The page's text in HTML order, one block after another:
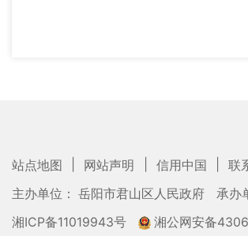
站点地图 网站声明 信用中国
联
主办单位： 岳阳市君山区人民政府
承办
湘ICP备11019943号
湘公网安备